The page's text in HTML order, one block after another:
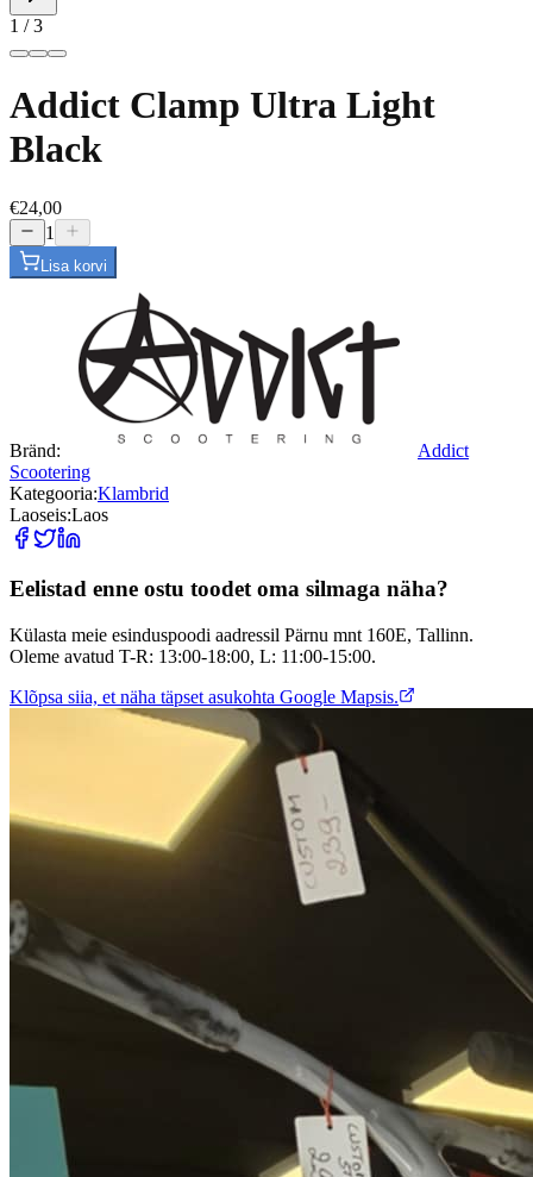
1 /3
Addict Clamp Ultra Light
Black
€24,00
1
Lisa korvi
Bränd:
Addict
Scootering
Kategooria:Klambrid
Laoseis:Laos
Eelistad enne ostu toodet oma silmaga näha?
Külasta meie esinduspoodi aadressil Pärnu mnt 160E, Tallinn.
Oleme avatud T-R: 13:00-18:00, L: 11:00-15:00.
Klõpsa siia, et näha täpset asukohta Google Mapsis.